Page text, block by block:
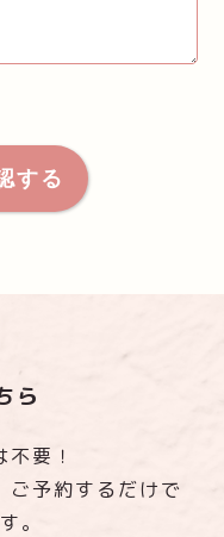
ら
要！
ご予約するだけで
。